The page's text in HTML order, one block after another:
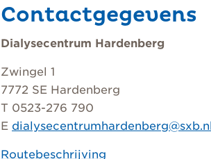
Contactgegevens
Dialysecentrum Hardenberg
Zwingel 1
7772 SE Hardenberg
T 0523-276 790
E dialysecentrumhardenberg@sxb.nl
Routebeschrijving